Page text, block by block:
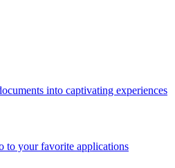
into captivating experiences
to your favorite applications